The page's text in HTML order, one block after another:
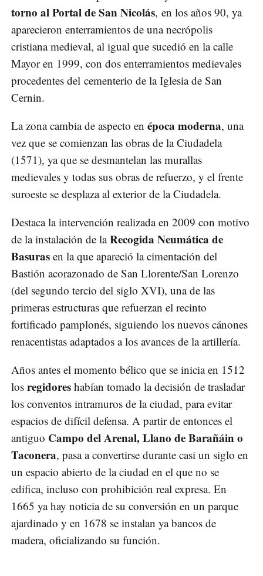
torno al Portal de San Nicolás, en los años 90, ya
aparecieron enterramientos de una necrópolis
cristiana medieval, al igual que sucedió en la calle
Mayor en 1999, con dos enterramientos medievales
procedentes del cementerio de la Iglesia de San
Cernin.
La zona cambia de aspecto en época moderna, una
vez que se comienzan las obras de la Ciudadela
(1571), ya que se desmantelan las murallas
medievales y todas sus obras de refuerzo, y el frente
suroeste se desplaza al exterior de la Ciudadela.
Destaca la intervención realizada en 2009 con motivo
de la instalación de laRecogida Neumática de
Basuras en la que apareció la cimentación del
Bastión acorazonado de San Llorente/San Lorenzo
(del segundo tercio del siglo XVI), una de las
primeras estructuras que refuerzan el recinto
fortificado pamplonés, siguiendo los nuevos cánones
renacentistas adaptados a los avances de la artillería.
Años antes el momento bélico que se inicia en 1512
los regidores habían tomado la decisión de trasladar
los conventos intramuros de la ciudad, para evitar
espacios de difícil defensa. A partir de entonces el
antiguo Campo del Arenal, Llano de Barañáin o
Taconera, pasa a convertirse durante casi un siglo en
un espacio abierto de la ciudad en el que no se
edifica, incluso con prohibición real expresa. En
1665 ya hay noticia de su conversión en un parque
ajardinado y en 1678 se instalan ya bancos de
madera, oficializando su función.